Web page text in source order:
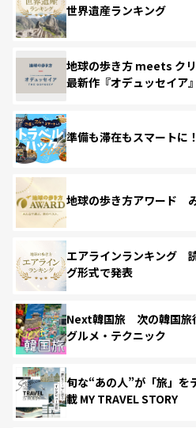
世界遺産ランキング
地球の歩き方 meets ク
最新作『オデュッセイア』
準備も滞在もスマート
地球の歩き方アワード
エアラインランキング
グ形式で発表
Next韓国旅 次の韓国旅
グルメ・テクニック
旬な“あの人”が「旅」を
載 MY TRAVEL STORY